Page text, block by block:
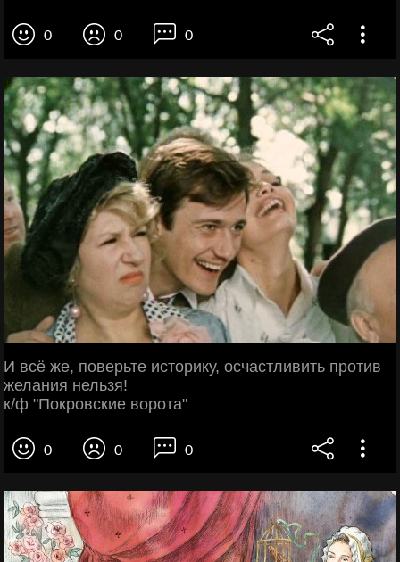
0 0 0
И всё же, поверьте историку, осчастливить против
желания нельзя!
к/ф "Покровские ворота"
0 0 0